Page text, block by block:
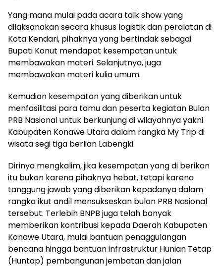
Yang mana mulai pada acara talk show yang
dilaksanakan secara khusus logistik dan peralatan di
Kota Kendari, pihaknya yang bertindak sebagai
Bupati Konut mendapat kesempatan untuk
membawakan materi. Selanjutnya, juga
membawakan materi kulia umum.
Kemudian kesempatan yang diberikan untuk
menfasilitasi para tamu dan peserta kegiatan Bulan
PRB Nasional untuk berkunjung di wilayahnya yakni
Kabupaten Konawe Utara dalam rangka My Trip di
wisata segi tiga berlian Labengki.
Dirinya mengkalim, jika kesempatan yang di berikan
itu bukan karena pihaknya hebat, tetapi karena
tanggung jawab yang diberikan kepadanya dalam
rangka ikut andil mensukseskan bulan PRB Nasional
tersebut. Terlebih BNPB juga telah banyak
memberikan kontribusi kepada Daerah Kabupaten
Konawe Utara, mulai bantuan penaggulangan
bencana hingga bantuan infrastruktur Hunian Tetap
(Huntap) pembangunan jembatan dan jalan